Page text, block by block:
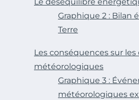
Graphique 2 : Bilan
Terre
Les conséquences sur
météorologiques
Graphique 3 :
météorologiques